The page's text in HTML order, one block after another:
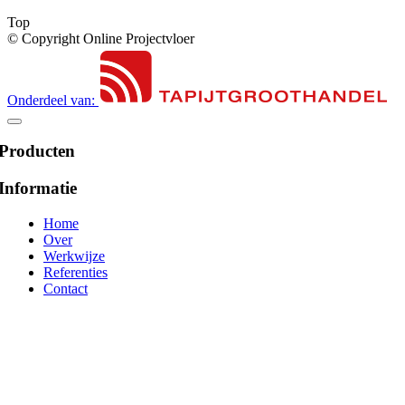
Top
© Copyright Online Projectvloer
Onderdeel van:
Home
Over
Werkwijze
Referenties
Contact